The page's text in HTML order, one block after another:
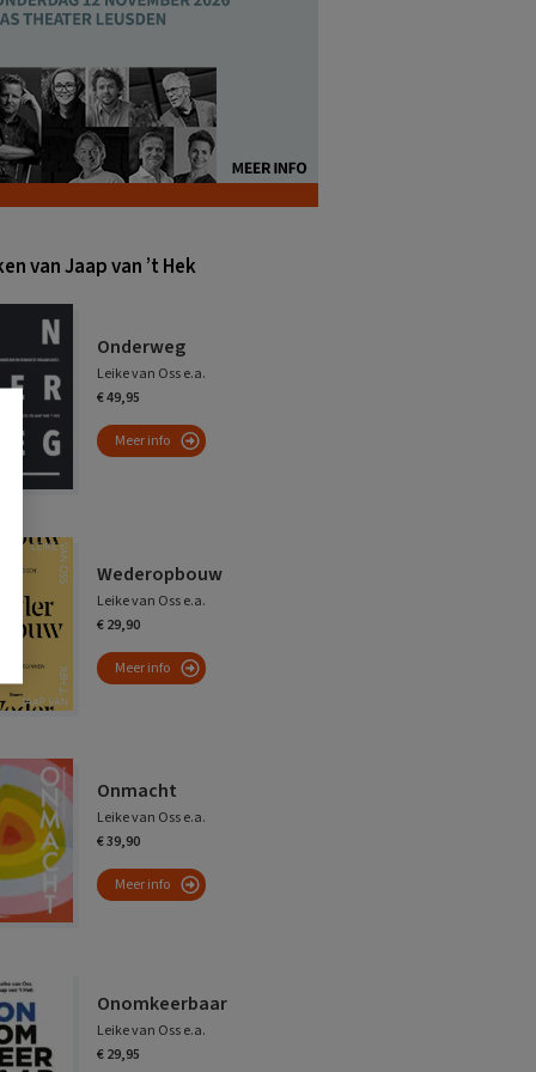
van Jaap van ’t Hek
Onderweg
Leike van Oss e.a.
€ 49,95
Meer info
Wederopbouw
Leike van Oss e.a.
€ 29,90
Meer info
Onmacht
Leike van Oss e.a.
€ 39,90
Meer info
Onomkeerbaar
Leike van Oss e.a.
€ 29,95